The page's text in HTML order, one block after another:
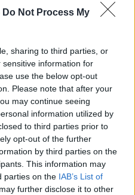
Do Not Process My
sharing to third parties, or
information for
use the below opt-out
Please note that after your
may continue seeing
information utilized by
to third parties prior to
opt-out of the further
by third parties on the
This information may
parties on the IAB’s List of
further disclose it to other
L
R